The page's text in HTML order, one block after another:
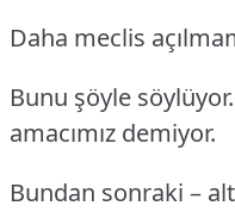
Daha meclis
Bunu şöyle
amacımız demiyor.
Bundan sonraki –